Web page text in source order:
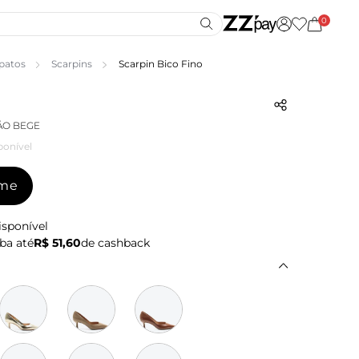
0
Scarpins Scarpin Bico Fino
BEGE
atéR$ 51,60de cashback